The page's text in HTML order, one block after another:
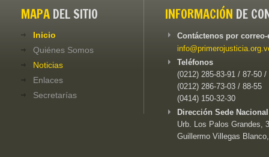
MAPA DEL SITIO
Inicio
Quiénes Somos
Noticias
Enlaces
Secretarías
INFORMACIÓN DE
Contáctenos por
Teléfonos
(0212) 285-83-91 / 87-50 /
(0212) 286-73-03 / 88-55
(0414) 150-32-30
Dirección Sede
Urb. Los Palos Grandes,
Guillermo Villegas